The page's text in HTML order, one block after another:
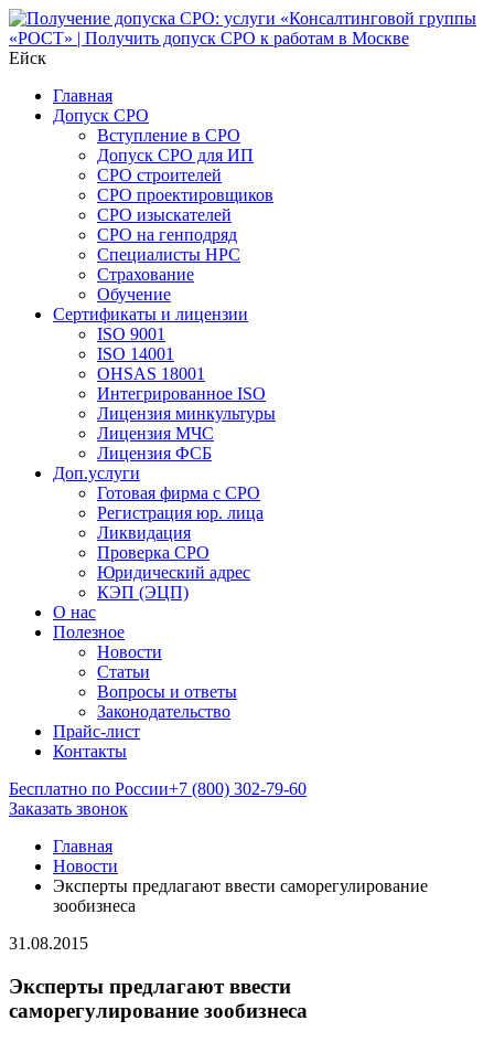
Ейск
Главная
Допуск СРО
Вступление в СРО
Допуск СРО для ИП
СРО строителей
СРО проектировщиков
СРО изыскателей
СРО на генподряд
Специалисты НРС
Страхование
Обучение
Сертификаты и лицензии
ISO 9001
ISO 14001
OHSAS 18001
Интегрированное ISO
Лицензия минкультуры
Лицензия МЧС
Лицензия ФСБ
Доп.услуги
Готовая фирма с СРО
Регистрация юр. лица
Ликвидация
Проверка СРО
Юридический адрес
КЭП (ЭЦП)
О нас
Полезное
Новости
Статьи
Вопросы и ответы
Законодательство
Прайс-лист
Контакты
Бесплатно по России+7 (800) 302-79-60
Заказать звонок
Главная
Новости
Эксперты предлагают ввести саморегулирование
зообизнеса
31.08.2015
Эксперты предлагают ввести
саморегулирование зообизнеса